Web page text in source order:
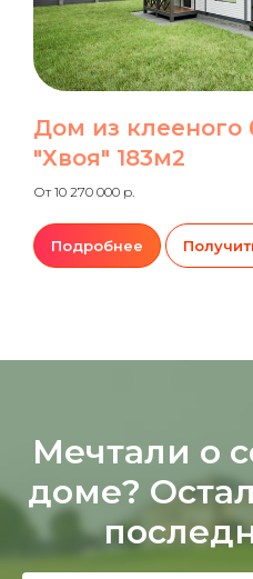
Дом из клееного
"Хвоя" 183м2
От 10 270 000 р.
Подробнее
Мечтали о
доме?